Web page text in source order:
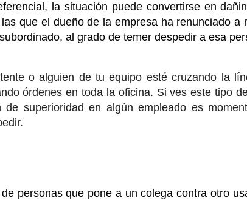
la situación puede convertirse en
que el dueño de la empresa ha renunciado
al grado de temer despedir a esa
o alguien de tu equipo esté cruzando la
órdenes en toda la oficina. Si ves este tipo
de superioridad en algún empleado es
personas que pone a un colega contra otro